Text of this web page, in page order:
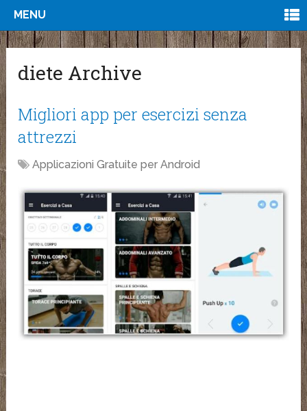
MENU
diete Archive
Migliori app per esercizi senza
attrezzi
Applicazioni Gratuite per Android